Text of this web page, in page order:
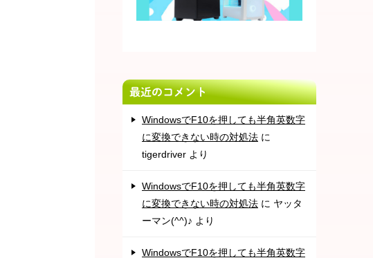
最近のコメント
WindowsでF10を押しても半角英数字
に変換できない時の対処法 に
tigerdriver より
WindowsでF10を押しても半角英数字
に変換できない時の対処法 に ヤッタ
ーマン(^^)♪ より
WindowsでF10を押しても半角英数字